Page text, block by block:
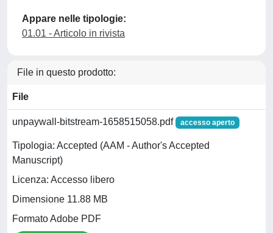
Appare nelle tipologie:
01.01 - Articolo in rivista
File in questo prodotto:
File
unpaywall-bitstream-1658515058.pdf accesso aperto
Tipologia: Accepted (AAM - Author's Accepted
Manuscript)
Licenza: Accesso libero
Dimensione 11.88 MB
Formato Adobe PDF